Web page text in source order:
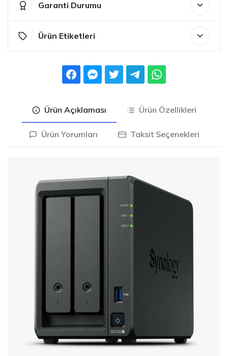
Garanti Durumu
Ürün Etiketleri
Ürün Açıklaması Ürün Özellikleri
Ürün Yorumları Taksit Seçenekleri